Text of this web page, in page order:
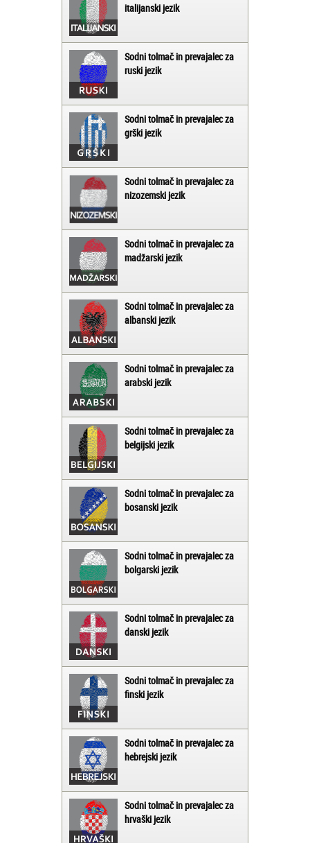
italijanski jezik
Sodni tolmač in prevajalec za
ruski jezik
Sodni tolmač in prevajalec za
grški jezik
Sodni tolmač in prevajalec za
nizozemski jezik
Sodni tolmač in prevajalec za
madžarski jezik
Sodni tolmač in prevajalec za
albanski jezik
Sodni tolmač in prevajalec za
arabski jezik
Sodni tolmač in prevajalec za
belgijski jezik
Sodni tolmač in prevajalec za
bosanski jezik
Sodni tolmač in prevajalec za
bolgarski jezik
Sodni tolmač in prevajalec za
danski jezik
Sodni tolmač in prevajalec za
finski jezik
Sodni tolmač in prevajalec za
hebrejski jezik
Sodni tolmač in prevajalec za
hrvaški jezik